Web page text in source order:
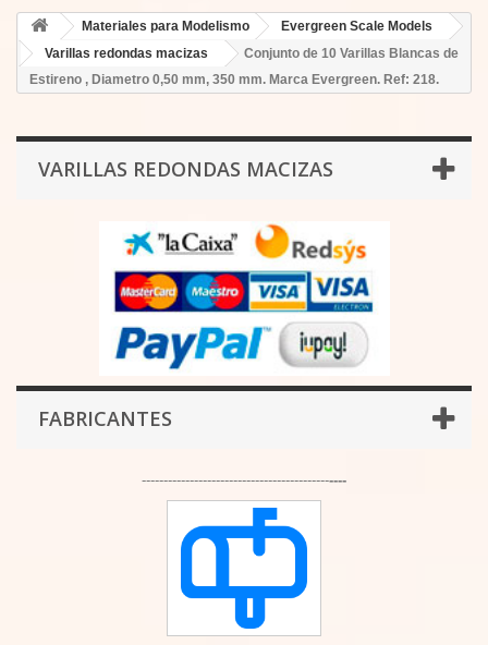
Materiales para Modelismo
Evergreen Scale Models
Varillas redondas macizas
Conjunto de 10 Varillas Blancas de
Estireno , Diametro 0,50 mm, 350 mm. Marca Evergreen. Ref: 218.
VARILLAS REDONDAS MACIZAS
FABRICANTES
-----------------------------------------------